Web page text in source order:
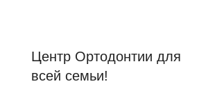
Центр Ортодонтии для
всей семьи!